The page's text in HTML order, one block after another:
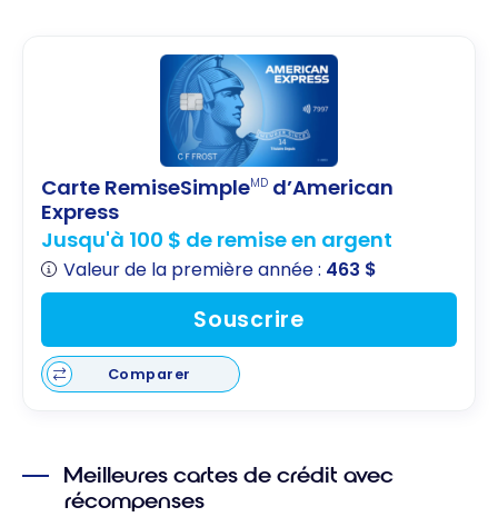
Carte RemiseSimpleMD d’American
Express
Jusqu'à 100 $ de remise en argent
Valeur de la première année : 463 $
Souscrire
Comparer
Meilleures cartes de crédit avec
récompenses